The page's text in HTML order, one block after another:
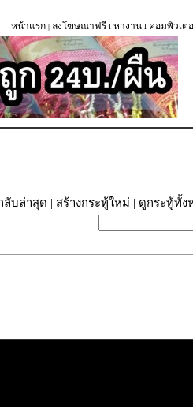
หน้าแรก | ลงโฆษณาฟรี l หางาน l คอมพิวเต
ลับล่าสุด | สร้างกระทู้ใหม่ | ดูกระทู้ทั้ง